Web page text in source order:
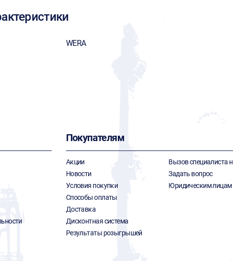
WERA
Покупателям
Акции
Новости
Условия покупки
Способы оплаты
Доставка
Дисконтная система
Результаты розыгрышей
Вызов специалиста
Задать вопрос
Юридическим лицам